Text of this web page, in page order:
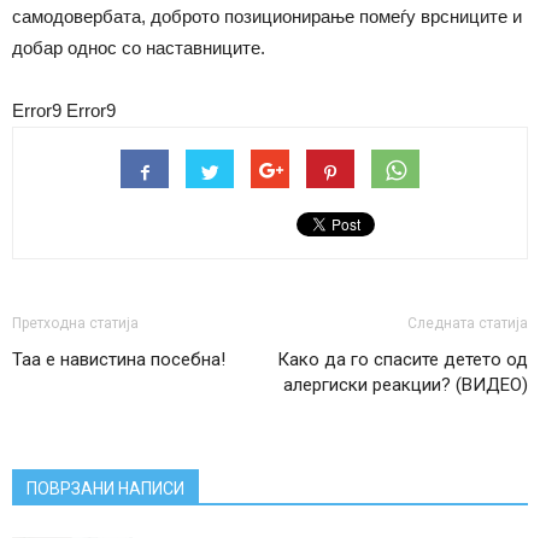
самодовербата, доброто позиционирање помеѓу врсниците и
добар однос со наставниците.
Error9 Error9
Претходна статија
Таа е навистина посебна!
Следната статија
Како да го спасите детето од
алергиски реакции? (ВИДЕО)
ПОВРЗАНИ НАПИСИ